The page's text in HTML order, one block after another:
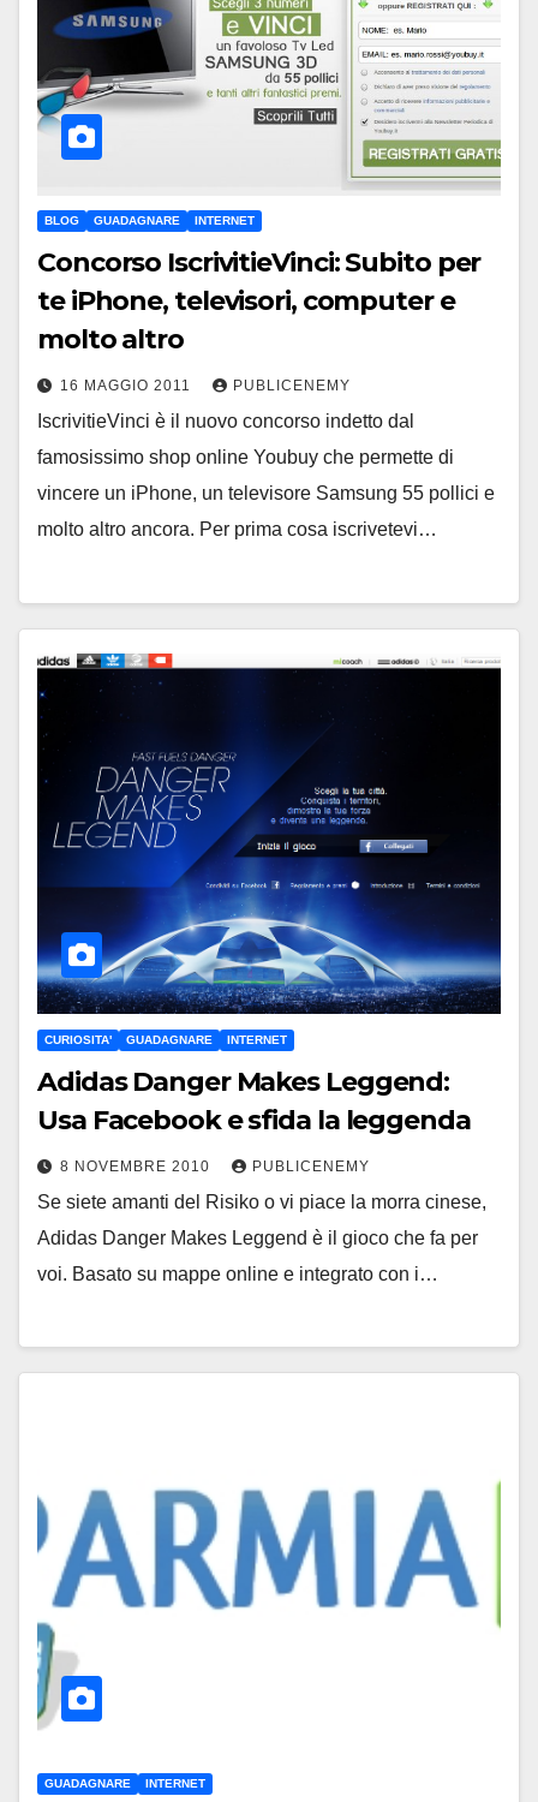
BLOG GUADAGNARE INTERNET
Concorso IscrivitieVinci: Subito per
te iPhone, televisori, computer e
molto altro
16 MAGGIO 2011 PUBLICENEMY
IscrivitieVinci è il nuovo concorso indetto dal
famosissimo shop online Youbuy che permette di
vincere un iPhone, un televisore Samsung 55 pollici e
molto altro ancora. Per prima cosa iscrivetevi…
CURIOSITA' GUADAGNARE INTERNET
Adidas Danger Makes Leggend:
Usa Facebook e sfida la leggenda
8 NOVEMBRE 2010 PUBLICENEMY
Se siete amanti del Risiko o vi piace la morra cinese,
Adidas Danger Makes Leggend è il gioco che fa per
voi. Basato su mappe online e integrato con i…
GUADAGNARE INTERNET